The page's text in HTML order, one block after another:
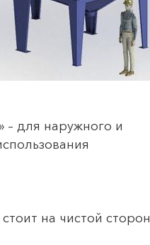
– для наружного и
на чистой